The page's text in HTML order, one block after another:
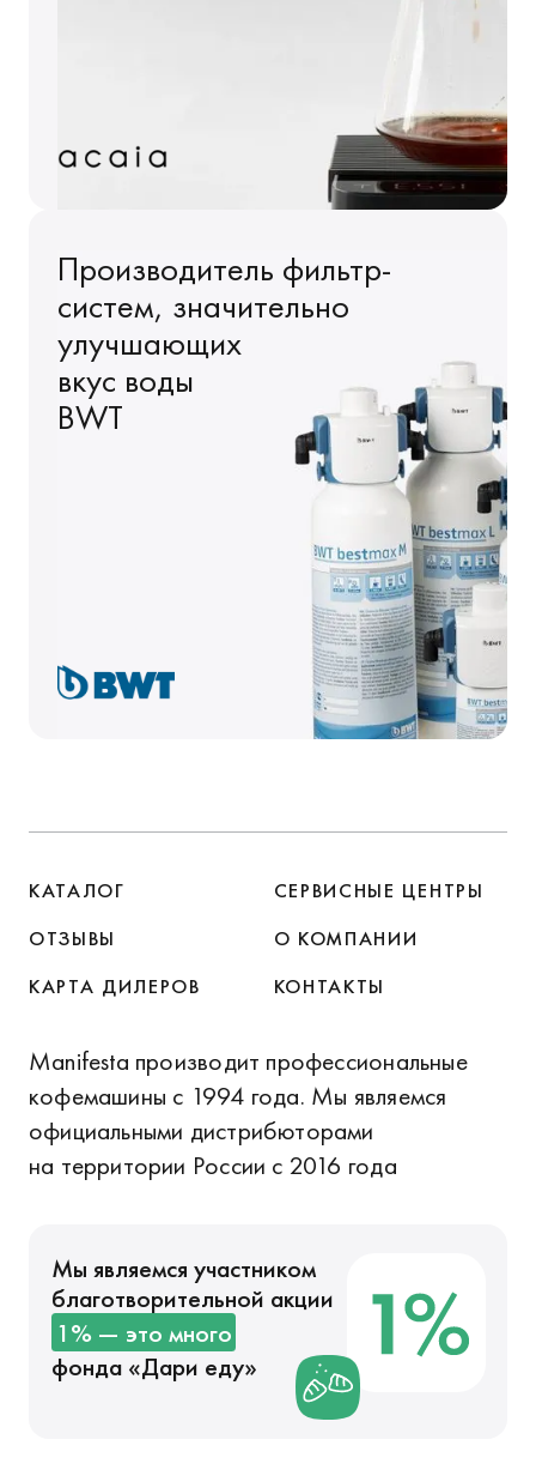
Производитель фильтр-
систем, значительно
улучшающих
вкус воды
BWT
КАТАЛОГ
ОТЗЫВЫ
КАРТА ДИЛЕРОВ
СЕРВИСНЫЕ ЦЕНТРЫ
О КОМПАНИИ
КОНТАКТЫ
Manifesta производит профессиональные
кофемашины с 1994 года. Мы являемся
официальными дистрибюторами
на территории России с 2016 года
Мы являемся участником
благотворительной акции
1% — это много
фонда «Дари еду»